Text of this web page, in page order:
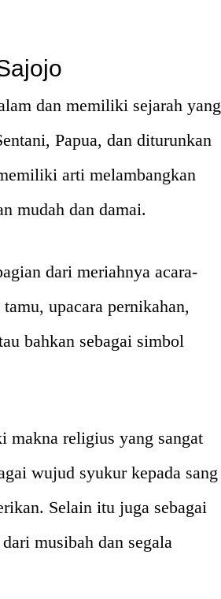
dan memiliki sejarah yang
Papua, dan diturunkan
arti melambangkan
mudah dan damai.
dari meriahnya acara-
upacara pernikahan,
bahkan sebagai simbol
makna religius yang sangat
wujud syukur kepada sang
Selain itu juga sebagai
musibah dan segala